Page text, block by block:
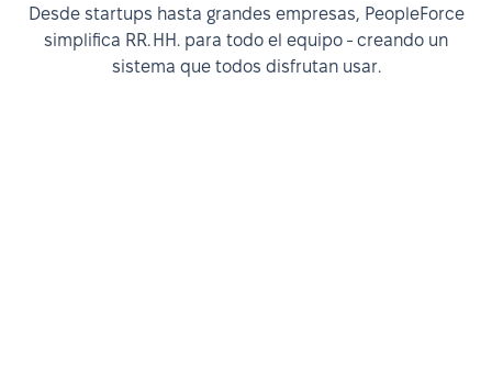
Desde startups hasta grandes empresas, PeopleForce
simplifica RR. HH. para todo el equipo - creando un
sistema que todos disfrutan usar.